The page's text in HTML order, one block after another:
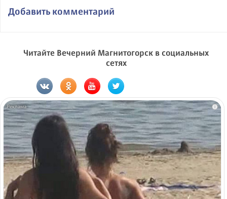
Добавить комментарий
Читайте Вечерний Магнитогорск в социальных
сетях
i